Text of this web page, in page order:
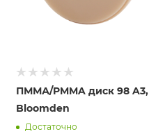
ПММА/PMMA диск 98 A3,
Bloomden
Достаточно